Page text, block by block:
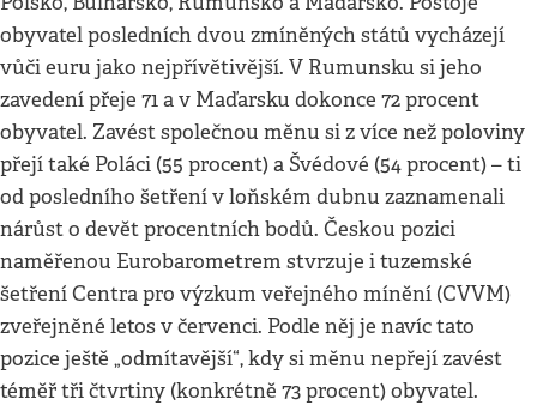
obyvatel posledních dvou zmíněných států vycházejí
vůči euru jako nejpřívětivější. V Rumunsku si jeho
zavedení přeje 71 a v Maďarsku dokonce 72 procent
obyvatel. Zavést společnou měnu si z více než poloviny
přejí také Poláci (55 procent) a Švédové (54 procent) – ti
od posledního šetření v loňském dubnu zaznamenali
nárůst o devět procentních bodů. Českou pozici
naměřenou Eurobarometrem stvrzuje i tuzemské
šetření Centra pro výzkum veřejného mínění (CVVM)
zveřejněné letos v červenci. Podle něj je navíc tato
pozice ještě „odmítavější“, kdy si měnu nepřejí zavést
téměř tři čtvrtiny (konkrétně 73 procent) obyvatel.